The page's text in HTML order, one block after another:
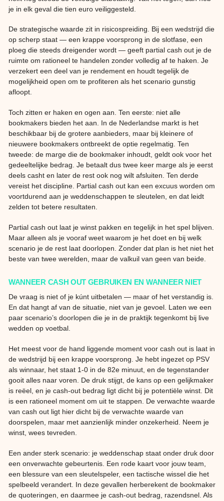
je in elk geval die tien euro veiliggesteld.
De strategische waarde zit in risicospreiding. Bij een wedstrijd die
op scherp staat — een krappe voorsprong in de slotfase, een
ploeg die steeds dreigender wordt — geeft partial cash out je de
ruimte om rationeel te handelen zonder volledig af te haken. Je
verzekert een deel van je rendement en houdt tegelijk de
mogelijkheid open om te profiteren als het scenario gunstig
afloopt.
Toch zitten er haken en ogen aan. Ten eerste: niet alle
bookmakers bieden het aan. In de Nederlandse markt is het
beschikbaar bij de grotere aanbieders, maar bij kleinere of
nieuwere bookmakers ontbreekt de optie regelmatig. Ten
tweede: de marge die de bookmaker inhoudt, geldt ook voor het
gedeeltelijke bedrag. Je betaalt dus twee keer marge als je eerst
deels casht en later de rest ook nog wilt afsluiten. Ten derde
vereist het discipline. Partial cash out kan een excuus worden om
voortdurend aan je weddenschappen te sleutelen, en dat leidt
zelden tot betere resultaten.
Partial cash out laat je winst pakken en tegelijk in het spel blijven.
Maar alleen als je vooraf weet waarom je het doet en bij welk
scenario je de rest laat doorlopen. Zonder dat plan is het niet het
beste van twee werelden, maar de valkuil van geen van beide.
WANNEER CASH OUT GEBRUIKEN EN WANNEER NIET
De vraag is niet of je kúnt uitbetalen — maar of het verstandig is.
En dat hangt af van de situatie, niet van je gevoel. Laten we een
paar scenario’s doorlopen die je in de praktijk tegenkomt bij live
wedden op voetbal.
Het meest voor de hand liggende moment voor cash out is laat in
de wedstrijd bij een krappe voorsprong. Je hebt ingezet op PSV
als winnaar, het staat 1-0 in de 82e minuut, en de tegenstander
gooit alles naar voren. De druk stijgt, de kans op een gelijkmaker
is reëel, en je cash-out bedrag ligt dicht bij je potentiële winst. Dit
is een rationeel moment om uit te stappen. De verwachte waarde
van cash out ligt hier dicht bij de verwachte waarde van
doorspelen, maar met aanzienlijk minder onzekerheid. Neem je
winst, wees tevreden.
Een ander sterk scenario: je weddenschap staat onder druk door
een onverwachte gebeurtenis. Een rode kaart voor jouw team,
een blessure van een sleutelspeler, een tactische wissel die het
spelbeeld verandert. In deze gevallen herberekent de bookmaker
de quoteringen, en daarmee je cash-out bedrag, razendsnel. Als